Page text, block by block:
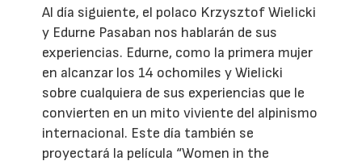
Al día siguiente, el polaco Krzysztof Wielicki
y Edurne Pasaban nos hablarán de sus
experiencias. Edurne, como la primera mujer
en alcanzar los 14 ochomiles y Wielicki
sobre cualquiera de sus experiencias que le
convierten en un mito viviente del alpinismo
internacional. Este día también se
proyectará la película “Women in the